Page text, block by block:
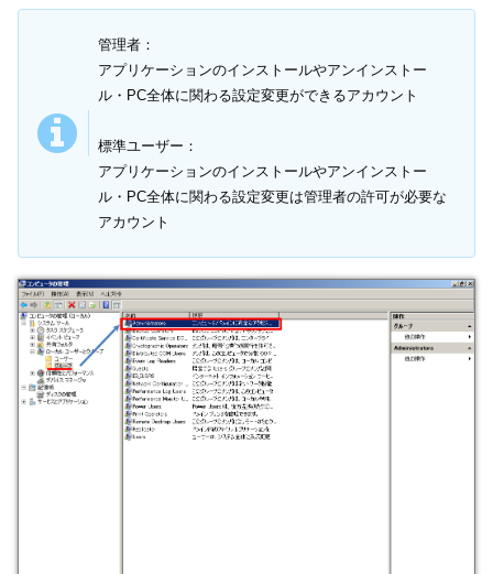
管理者：
アプリケーションのインストールやアンインストー
ル・PC全体に関わる設定変更ができるアカウント
標準ユーザー：
アプリケーションのインストールやアンインストー
ル・PC全体に関わる設定変更は管理者の許可が必要な
アカウント